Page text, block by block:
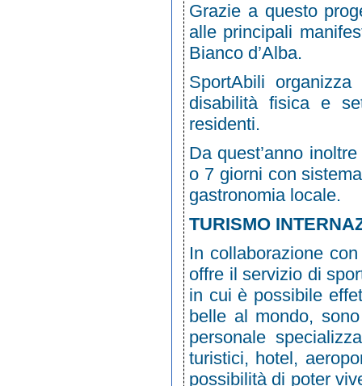
Grazie a questo
alle principali
Bianco d’Alba.
SportAbili
disabilità fisica e
residenti.
Da quest’anno
o 7 giorni con
gastronomia locale.
TURISMO
In collaborazione
offre il servizio di
in cui è possibile
belle al mondo,
personale
turistici, hotel,
possibilità di poter